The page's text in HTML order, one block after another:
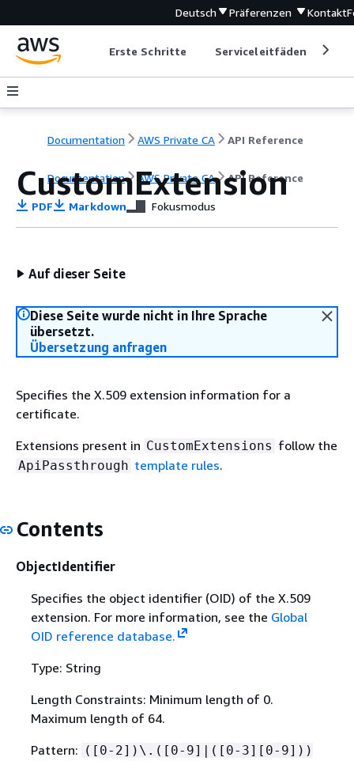
Deutsch Präferenzen Kontakt
Erste Schritte Serviceleitfäden
Documentation AWS Private CA API Reference
Documentation AWS Private CA API Reference
CustomExtension
PDF Markdown Fokusmodus
Auf dieser Seite
Diese Seite wurde nicht in Ihre Sprache
übersetzt.
Übersetzung anfragen
Specifies the X.509 extension information for a
certificate.
Extensions present in CustomExtensions follow the
ApiPassthrough template rules.
Contents
ObjectIdentifier
Specifies the object identifier (OID) of the X.509
extension. For more information, see the Global
OID reference database.
Type: String
Length Constraints: Minimum length of 0.
Maximum length of 64.
Pattern: ([0-2])\.([0-9]|([0-3][0-9]))